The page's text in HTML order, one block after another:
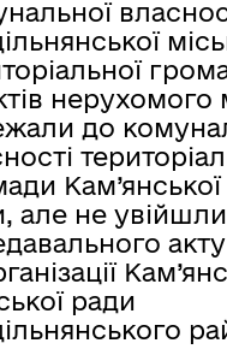
до
Кам’янської
але не
ради